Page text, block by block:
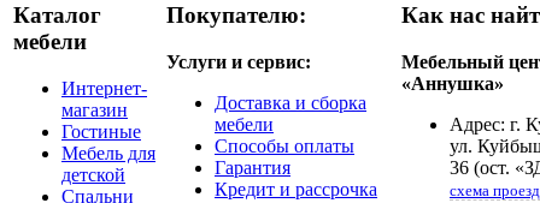
Каталог
мебели
Интернет-
магазин
Гостиные
Мебель для
детской
Спальни
Покупателю:
Услуги и сервис:
Доставка и сборка
мебели
Способы оплаты
Гарантия
Кредит и рассрочка
Как нас
Мебельный
«Аннушка»
Адрес: г.
ул.
36 (ост.
схема